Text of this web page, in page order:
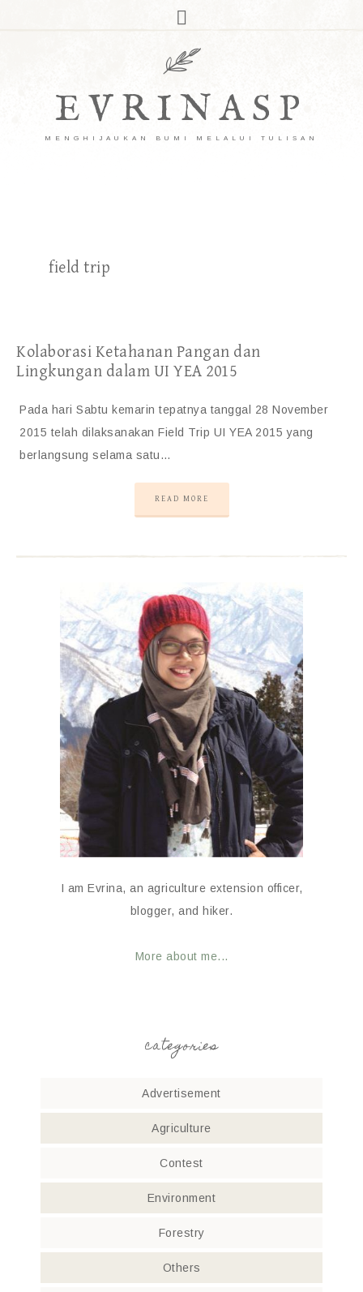
EVRINASP
MENGHIJAUKAN BUMI MELALUI TULISAN
field trip
Kolaborasi Ketahanan Pangan dan
Lingkungan dalam UI YEA 2015
Pada hari Sabtu kemarin tepatnya tanggal 28 November
2015 telah dilaksanakan Field Trip UI YEA 2015 yang
berlangsung selama satu…
READ MORE
I am Evrina, an agriculture extension officer,
blogger, and hiker.
More about me...
categories
Advertisement
Agriculture
Contest
Environment
Forestry
Others